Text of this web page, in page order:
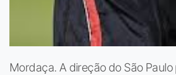
Mordaça. A direção do São